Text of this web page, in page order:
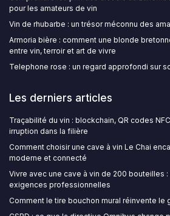
pour les amateurs de vin
Vin de rhubarbe : un trésor méconnu des
Armoria bière : comment une blonde
entre vin, terroir et art de vivre
Telephone rose : un regard approfondi sur
Les derniers articles
Traçabilité du vin : blockchain, QR codes
irruption dans la filière
Comment choisir une cave à vin Le Chai
moderne et connecté
Vivre avec une cave à vin de 200 bouteilles
exigences professionnelles
Comment le tire bouchon mural réinvente le